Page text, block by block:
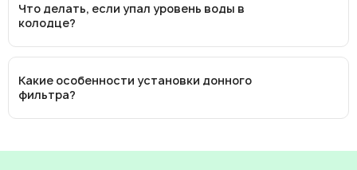
Что делать, если упал уровень воды в
колодце?
Какие особенности установки донного
фильтра?